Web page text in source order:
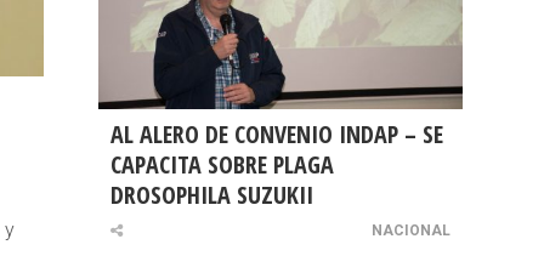
y
AL ALERO DE CONVENIO INDAP – SE
CAPACITA SOBRE PLAGA
DROSOPHILA SUZUKII
NACIONAL